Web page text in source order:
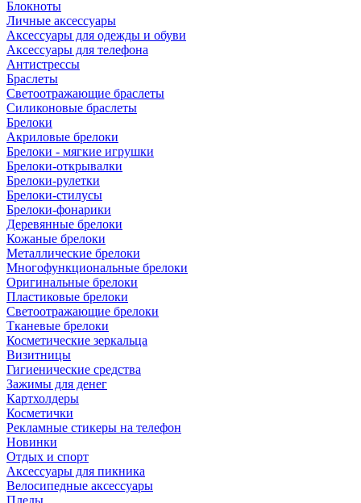
Блокноты
Личные аксессуары
Аксессуары для одежды и обуви
Аксессуары для телефона
Антистрессы
Браслеты
Светоотражающие браслеты
Силиконовые браслеты
Брелоки
Акриловые брелоки
Брелоки - мягкие игрушки
Брелоки-открывалки
Брелоки-рулетки
Брелоки-стилусы
Брелоки-фонарики
Деревянные брелоки
Кожаные брелоки
Металлические брелоки
Многофункциональные брелоки
Оригинальные брелоки
Пластиковые брелоки
Светоотражающие брелоки
Тканевые брелоки
Косметические зеркальца
Визитницы
Гигиенические средства
Зажимы для денег
Картхолдеры
Косметички
Рекламные стикеры на телефон
Новинки
Отдых и спорт
Аксессуары для пикника
Велосипедные аксессуары
Пледы